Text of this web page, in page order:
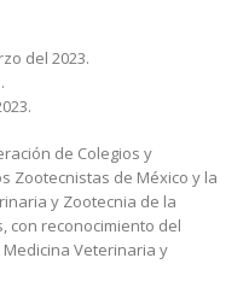
del 2023.
de Colegios y
Zootecnistas de México y la
y Zootecnia de la
con reconocimiento del
Veterinaria y